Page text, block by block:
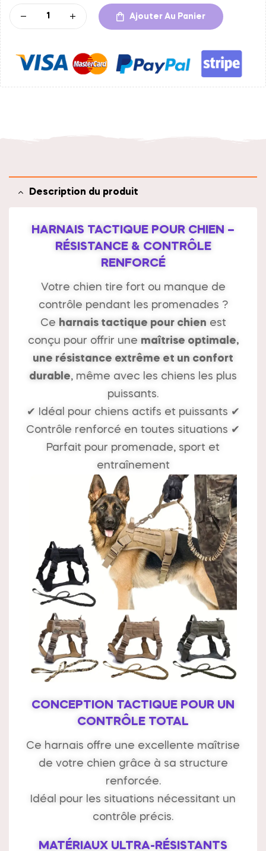
Ajouter Au Panier
e
r
n
a
t
Description du produit
HARNAIS TACTIQUE POUR CHIEN –
RÉSISTANCE & CONTRÔLE
RENFORCÉ
Votre chien tire fort ou manque de
contrôle pendant les promenades ?
Ce harnais tactique pour chien est
conçu pour offrir une maîtrise optimale,
une résistance extrême et un confort
durable, même avec les chiens les plus
puissants.
✔ Idéal pour chiens actifs et puissants ✔
Contrôle renforcé en toutes situations ✔
Parfait pour promenade, sport et
entraînement
CONCEPTION TACTIQUE POUR UN
CONTRÔLE TOTAL
Ce harnais offre une excellente maîtrise
de votre chien grâce à sa structure
renforcée.
Idéal pour les situations nécessitant un
contrôle précis.
MATÉRIAUX ULTRA-RÉSISTANTS